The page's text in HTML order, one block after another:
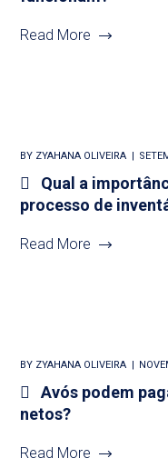
Read More
BY ZYAHANA OLIVEIRA
Qual a
processo de
Read More
BY ZYAHANA OLIVEIRA
Avós podem
netos?
Read More